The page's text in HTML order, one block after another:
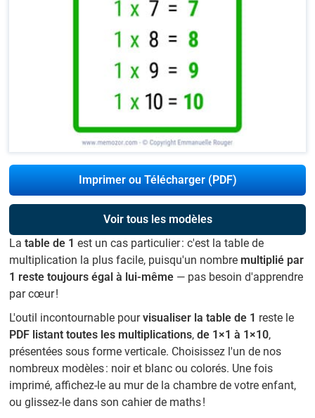
Imprimer ou Télécharger (PDF)
Voir tous les modèles
Latable de 1 est un cas particulier : c'est la table de
multiplication la plus facile, puisqu'un nombre multiplié par
1 reste toujours égal à lui-même — pas besoin d'apprendre
par cœur !
L'outil incontournable pourvisualiser la table de 1 reste le
PDF listant toutes les multiplications,de 1×1 à 1×10,
présentées sous forme verticale. Choisissez l'un de nos
nombreux modèles : noir et blanc ou colorés. Une fois
imprimé, affichez-le au mur de la chambre de votre enfant,
ou glissez-le dans son cahier de maths !